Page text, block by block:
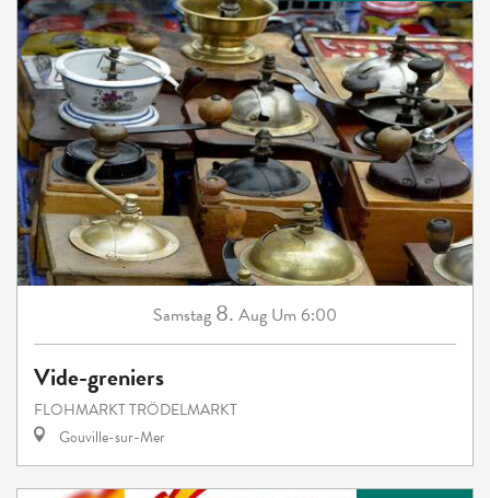
Samstag 8. Aug Um 6:00
Vide-greniers
FLOHMARKT TRÖDELMARKT
Gouville-sur-Mer